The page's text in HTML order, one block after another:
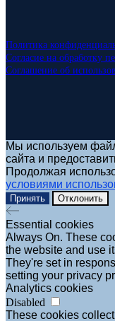
Политика
Согласие на обработку
Соглашение об
Мы используем
сайта и
Продолжая
условиями
Принять Отклонить
Essential cookies
Always On. These
the website and use
They're set in
setting your privacy
Analytics cookies
Disabled
These cookies